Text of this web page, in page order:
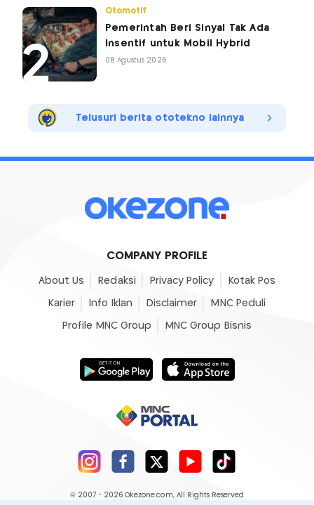
Otomotif
Pemerintah Beri Sinyal Tak Ada
Insentif untuk Mobil Hybrid
08 Agustus 2026
Telusuri berita ototekno lainnya